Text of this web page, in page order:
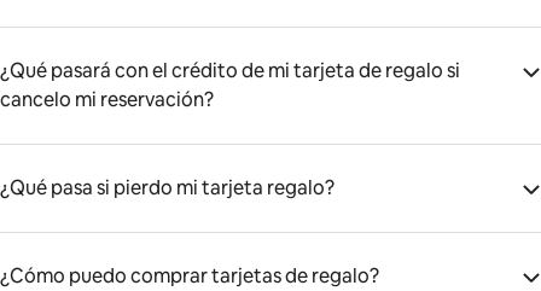
¿Qué pasará con el crédito de mi tarjeta de regalo si
cancelo mi reservación?
¿Qué pasa si pierdo mi tarjeta regalo?
¿Cómo puedo comprar tarjetas de regalo?